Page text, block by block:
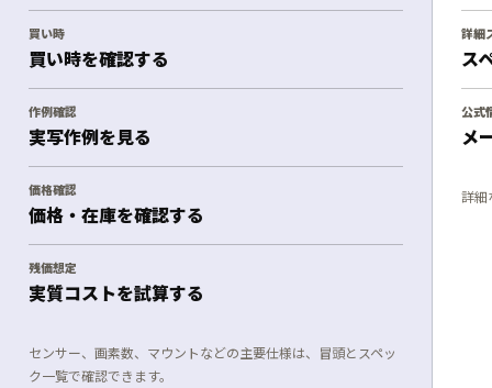
買い時
買い時を確認する
作例確認
実写作例を見る
価格確認
価格・在庫を確認する
残価想定
実質コストを試算する
センサー、画素数、マウントなどの主要仕様は、冒頭とスペッ
ク一覧で確認できます。
詳細
ス
公式
メ
詳細